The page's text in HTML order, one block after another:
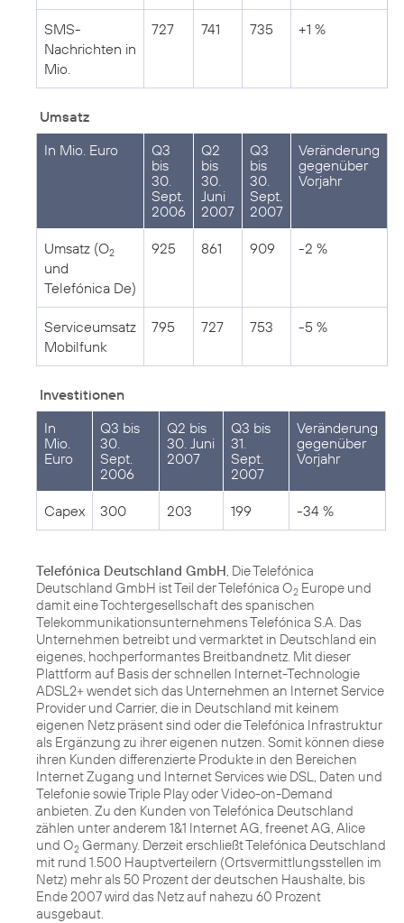
SMS-
Nachrichten in
Mio.
727 741 735 +1 %
Umsatz
In Mio. Euro
Q3
bis
30.
Sept.
2006
Q2
bis
30.
Juni
2007
Q3
bis
30.
Sept.
2007
Veränderung
gegenüber
Vorjahr
Umsatz (O2
und
Telefónica De)
925 861 909 -2 %
Serviceumsatz
Mobilfunk
795 727 753 -5 %
Investitionen
In
Mio.
Euro
Q3 bis
30.
Sept.
2006
Q2 bis
30. Juni
2007
Q3 bis
31.
Sept.
2007
Veränderung
gegenüber
Vorjahr
Capex 300 203 199 -34 %
Telefónica Deutschland GmbH, Die Telefónica
Deutschland GmbH ist Teil der Telefónica O2 Europe und
damit eine Tochtergesellschaft des spanischen
Telekommunikationsunternehmens Telefónica S.A. Das
Unternehmen betreibt und vermarktet in Deutschland ein
eigenes, hochperformantes Breitbandnetz. Mit dieser
Plattform auf Basis der schnellen Internet-Technologie
ADSL2+ wendet sich das Unternehmen an Internet Service
Provider und Carrier, die in Deutschland mit keinem
eigenen Netz präsent sind oder die Telefónica Infrastruktur
als Ergänzung zu ihrer eigenen nutzen. Somit können diese
ihren Kunden differenzierte Produkte in den Bereichen
Internet Zugang und Internet Services wie DSL, Daten und
Telefonie sowie Triple Play oder Video-on-Demand
anbieten. Zu den Kunden von Telefónica Deutschland
zählen unter anderem 1&1 Internet AG, freenet AG, Alice
und O2 Germany. Derzeit erschließt Telefónica Deutschland
mit rund 1.500 Hauptverteilern (Ortsvermittlungsstellen im
Netz) mehr als 50 Prozent der deutschen Haushalte, bis
Ende 2007 wird das Netz auf nahezu 60 Prozent
ausgebaut.